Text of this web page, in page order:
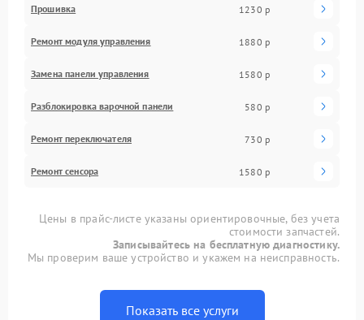
Прошивка 1230 р
Ремонт модуля управления 1880 р
Замена панели управления 1580 р
Разблокировка варочной панели 580 р
Ремонт переключателя 730 р
Ремонт сенсора 1580 р
Цены в прайс-листе указаны ориентировочные, без учета
стоимости запчастей.
Записывайтесь на бесплатную диагностику.
Мы проверим ваше устройство и укажем на неисправность.
Показать все услуги